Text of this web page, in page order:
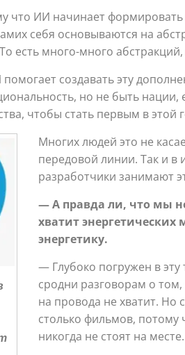
что ИИ начинает
себя основываются на
есть много-много
создавать эту
но не быть нации,
чтобы стать первым в этой
Многих людей это не
передовой линии. Так и
разработчики занимают
— А правда ли, что мы
хватит
энергетику.
— Глубоко погружен в эту
сродни разговорам о
на провода не хватит. Но
столько фильмов, потому
никогда не стоят на месте.